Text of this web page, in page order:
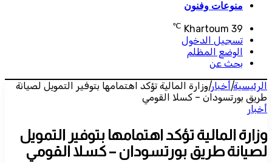
منوعات وفنون
Khartoum 39
℃
تسجيل الدخول
الوضع المظلم
بحث عن
الرئيسية|أخبار|وزارة المالية تؤكد اهتمامها بتوفير التمويل لصيانة
طريق بورتسودان – كسلا القومي
أخبار
وزارة المالية تؤكد اهتمامها بتوفير التمويل
لصيانة طريق بورتسودان – كسلا القومي